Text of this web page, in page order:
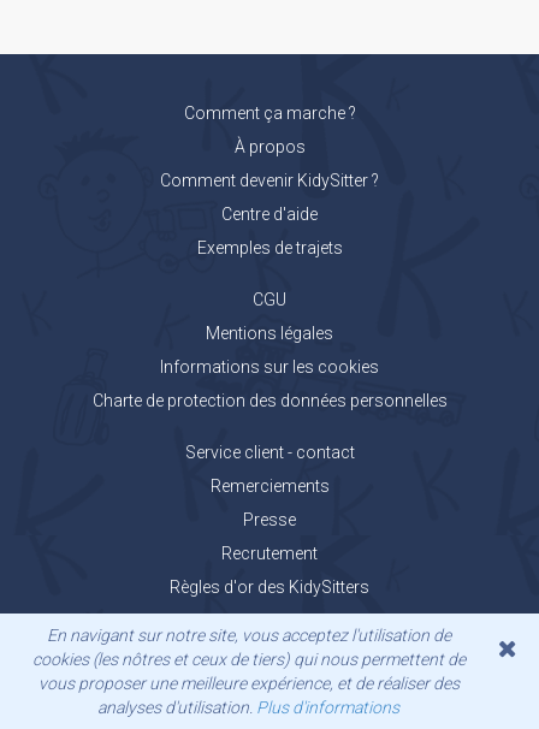
Comment ça marche ?
À propos
Comment devenir KidySitter ?
Centre d'aide
Exemples de trajets
CGU
Mentions légales
Informations sur les cookies
Charte de protection des données personnelles
Service client - contact
Remerciements
Presse
Recrutement
Règles d'or des KidySitters
En navigant sur notre site, vous acceptez l'utilisation de
cookies (les nôtres et ceux de tiers) qui nous permettent de
vous proposer une meilleure expérience, et de réaliser des
analyses d'utilisation. Plus d'informations